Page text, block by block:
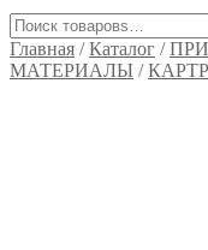
Главная /Каталог /
МАТЕРИАЛЫ /